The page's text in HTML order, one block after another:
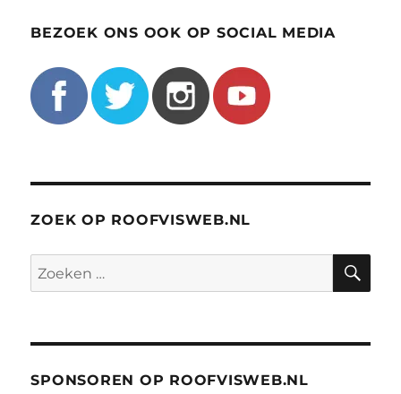
BEZOEK ONS OOK OP SOCIAL MEDIA
ZOEK OP ROOFVISWEB.NL
Zoeken
naar:
SPONSOREN OP ROOFVISWEB.NL